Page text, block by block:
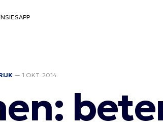
APP
— 1 OKT. 2014